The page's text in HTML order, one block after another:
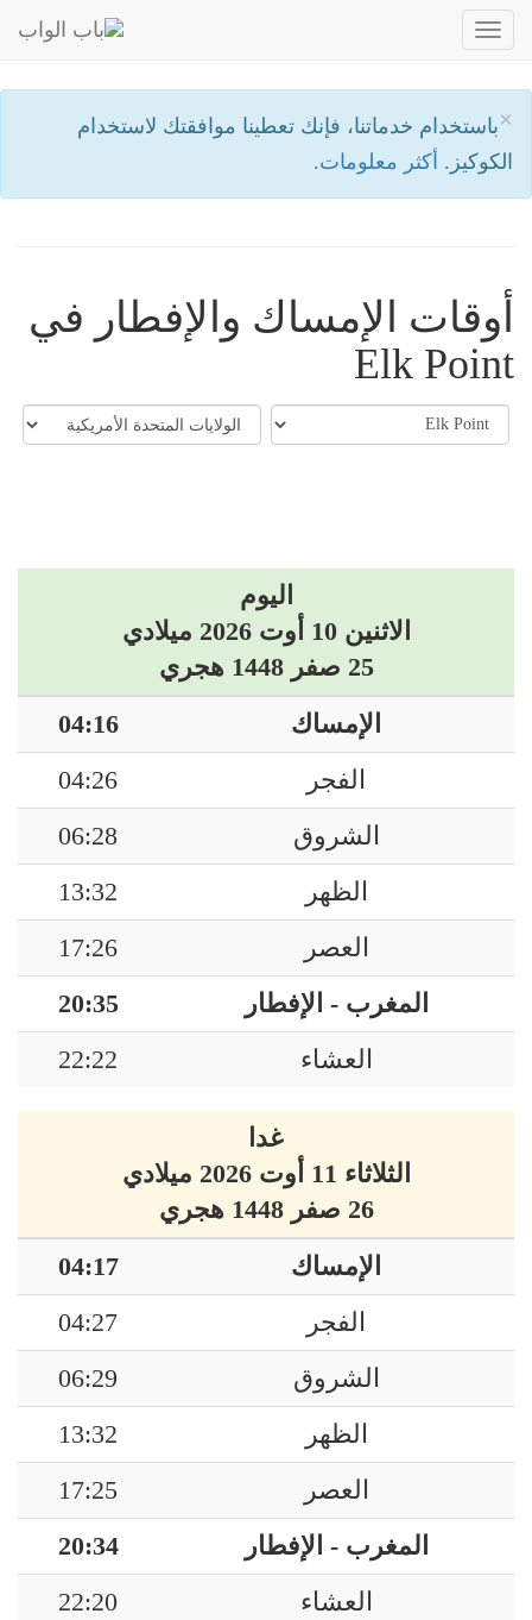
×باستخدام خدماتنا، فإنك تعطينا موافقتك لاستخدام
الكوكيز. أكثر معلومات.
Toggle
أوقات الإمساك والإفطار في
Elk Point
اليوم
الاثنين 10 أوت 2026 ميلادي
25 صفر 1448 هجري
الإمساك
04:16
الفجر
04:26
الشروق
06:28
الظهر
13:32
العصر
17:26
المغرب - الإفطار
20:35
العشاء
22:22
غدا
الثلاثاء 11 أوت 2026 ميلادي
26 صفر 1448 هجري
الإمساك
04:17
الفجر
04:27
الشروق
06:29
الظهر
13:32
العصر
17:25
المغرب - الإفطار
20:34
العشاء
22:20